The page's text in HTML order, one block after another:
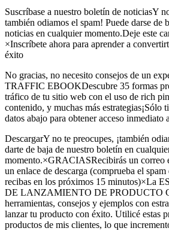
Suscríbase a nuestro boletín de noticiasY
también odiamos el spam! Puede darse de
noticias en cualquier momento.Deje este
×Inscríbete ahora para aprender a
éxito
No gracias, no necesito consejos de un
TRAFFIC EBOOKDescubre 35 formas
tráfico de tu sitio web con el uso de rich
contenido, y muchas más estrategias¡Sólo
datos abajo para obtener acceso inmediato
DescargarY no te preocupes, ¡también
darte de baja de nuestro boletín en
momento.×GRACIASRecibirás un correo
un enlace de descarga (comprueba el
recibas en los próximos 15 minutos)×La
DE LANZAMIENTO DE PRODUCTO
herramientas, consejos y ejemplos con
lanzar tu producto con éxito. Utilicé estas
productos de mis clientes, lo que